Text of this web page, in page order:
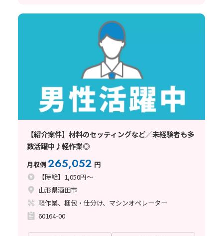
【紹介案件】材料のセッティングなど／未経験者も多
数活躍中♪軽作業◎
月収例265,052 円
【時給】1,050円～
山形県酒田市
軽作業、梱包・仕分け、マシンオペレーター
60164-00